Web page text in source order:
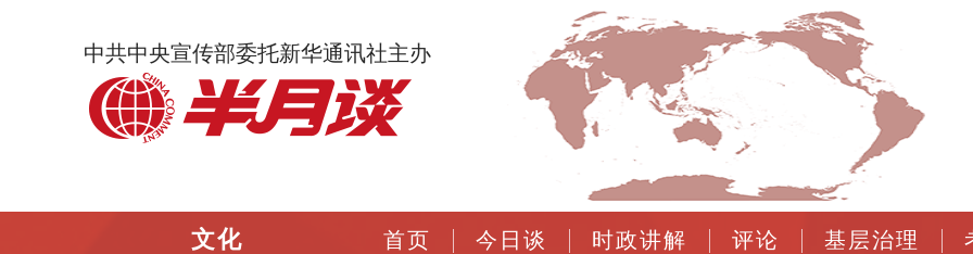
中共中央宣传部委托新华通讯社主办
文化 首页 今日谈 时政讲解 评论 基层治理